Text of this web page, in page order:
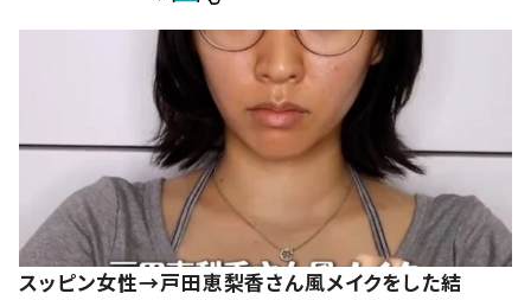
スッピン女性→戸田恵梨香さん風メイクをした結